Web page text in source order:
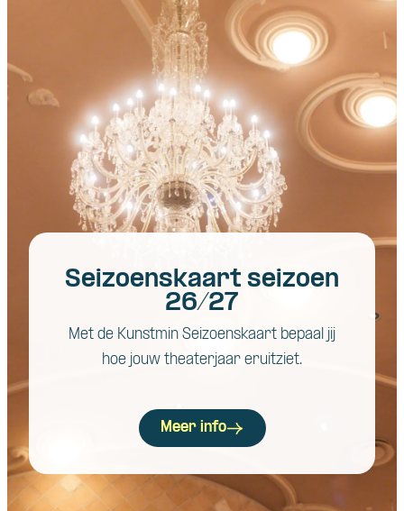
Seizoenskaart seizoen
26/27
Met de Kunstmin Seizoenskaart bepaal jij
hoe jouw theaterjaar eruitziet.
Meer info